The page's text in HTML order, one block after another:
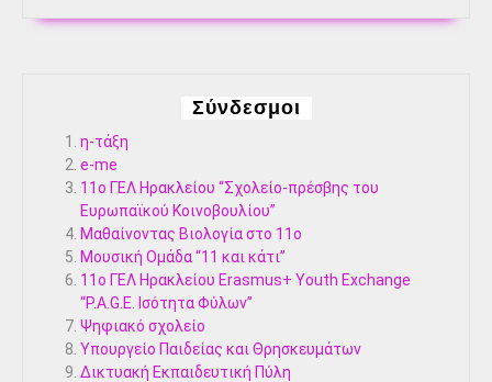
Σύνδεσμοι
η-τάξη
e-me
11ο ΓΕΛ Ηρακλείου “Σχολείο-πρέσβης του
Ευρωπαϊκού Κοινοβουλίου”
Μαθαίνοντας Βιολογία στο 11ο
Μουσική Ομάδα “11 και κάτι”
11ο ΓΕΛ Ηρακλείου Erasmus+ Youth Exchange
“P.A.G.E. Ισότητα Φύλων”
Ψηφιακό σχολείο
Υπουργείο Παιδείας και Θρησκευμάτων
Δικτυακή Εκπαιδευτική Πύλη